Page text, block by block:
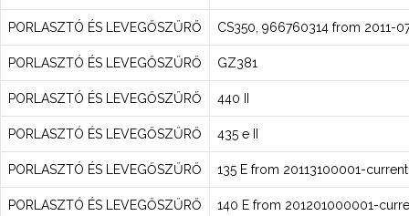
PORLASZTÓ ÉS LEVEGŐSZŰRŐ CS350, 966760314 from 2011-
PORLASZTÓ ÉS LEVEGŐSZŰRŐ GZ381
PORLASZTÓ ÉS LEVEGŐSZŰRŐ 440 II
PORLASZTÓ ÉS LEVEGŐSZŰRŐ 435 e II
PORLASZTÓ ÉS LEVEGŐSZŰRŐ 135 E from 20113100001-current
PORLASZTÓ ÉS LEVEGŐSZŰRŐ 140 E from 201201000001-